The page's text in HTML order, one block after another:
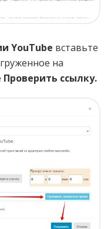
YouTube вставьте
на
Проверить ссылку.